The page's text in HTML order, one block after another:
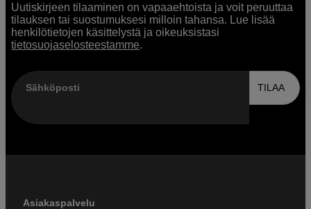
Uutiskirjeen tilaaminen on vapaaehtoista ja voit peruuttaa
tilauksen tai suostumuksesi milloin tahansa. Lue lisää
henkilötietojen käsittelystä ja oikeuksistasi
tietosuojaselosteestamme.
Sähköposti TILAA
Asiakaspalvelu